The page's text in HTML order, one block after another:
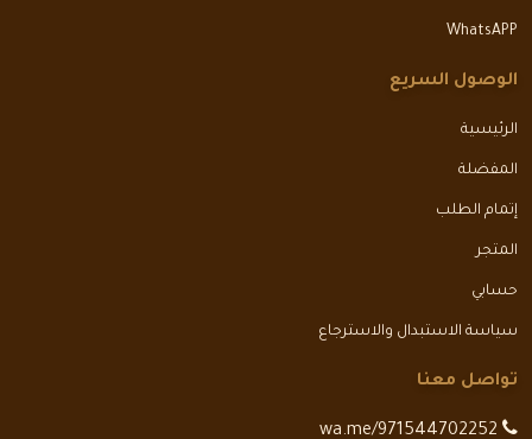
WhatsAPP
الوصول السريع
الرئيسية
المفضلة
إتمام الطلب
المتجر
حسابي
سياسة الاستبدال والاسترجاع
تواصل معنا